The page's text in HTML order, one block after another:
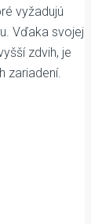
vyžadujú
Vďaka svojej
zdvih, je
zariadení.